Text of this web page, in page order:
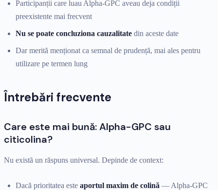
Participanții care luau Alpha-GPC aveau deja condiții
preexistente mai frecvent
Nu se poate concluziona cauzalitate din aceste date
Dar merită menționat ca semnal de prudență, mai ales pentru
utilizare pe termen lung
Întrebări frecvente
Care este mai bună: Alpha-GPC sau
citicolina?
Nu există un răspuns universal. Depinde de context:
Dacă prioritatea este aportul maxim de colină — Alpha-GPC